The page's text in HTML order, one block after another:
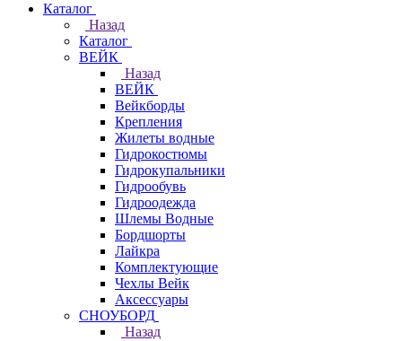
Каталог
Назад
Каталог
ВЕЙК
Назад
ВЕЙК
Вейкборды
Крепления
Жилеты водные
Гидрокостюмы
Гидрокупальники
Гидрообувь
Гидроодежда
Шлемы Водные
Бордшорты
Лайкра
Комплектующие
Чехлы Вейк
Аксессуары
СНОУБОРД
Назад